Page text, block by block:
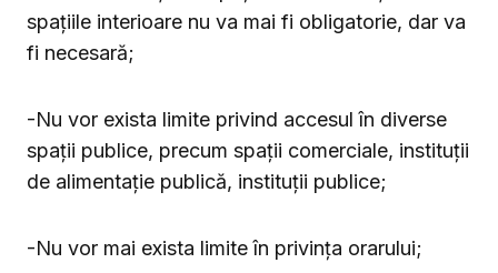
spațiile interioare nu va mai fi obligatorie, dar va
fi necesară;
-Nu vor exista limite privind accesul în diverse
spații publice, precum spații comerciale, instituții
de alimentație publică, instituții publice;
-Nu vor mai exista limite în privința orarului;